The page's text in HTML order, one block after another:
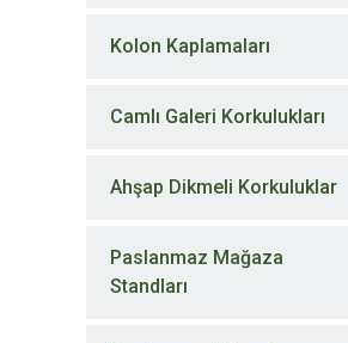
Kolon Kaplamaları
Camlı Galeri Korkulukları
Ahşap Dikmeli Korkuluklar
Paslanmaz Mağaza
Standları